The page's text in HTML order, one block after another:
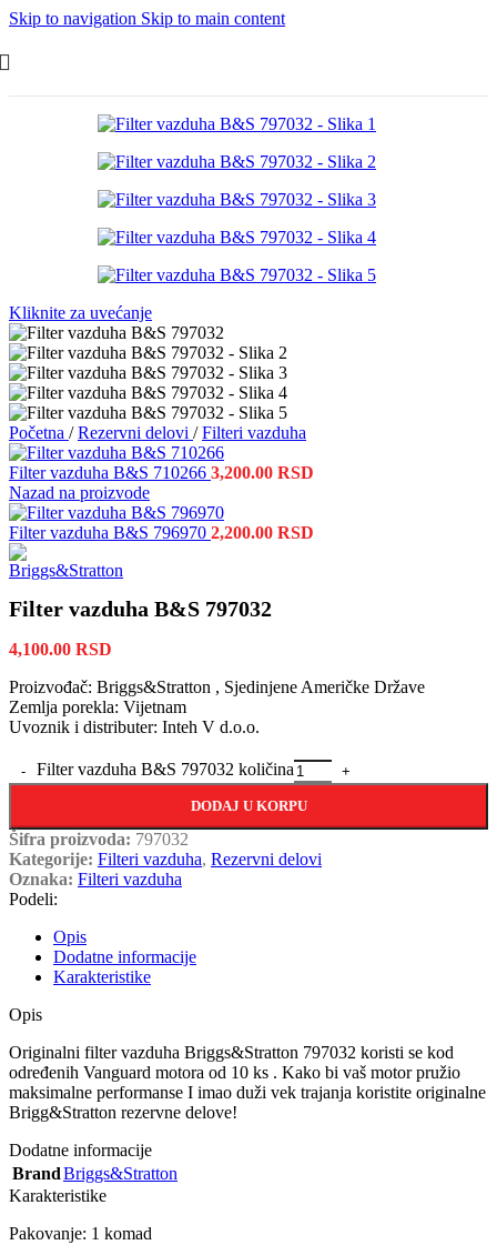
Skip to navigation Skip to main content
Kliknite za uvećanje
Početna / Rezervni delovi / Filteri vazduha
Filter vazduha B&S 710266 3,200.00 RSD
Nazad na proizvode
Filter vazduha B&S 796970 2,200.00 RSD
Filter vazduha B&S 797032
4,100.00 RSD
Proizvođač: Briggs&Stratton , Sjedinjene Američke Države
Zemlja porekla: Vijetnam
Uvoznik i distributer: Inteh V d.o.o.
Filter vazduha B&S 797032 količina
DODAJ U KORPU
Šifra proizvoda: 797032
Kategorije: Filteri vazduha, Rezervni delovi
Oznaka: Filteri vazduha
Podeli:
Opis
Dodatne informacije
Karakteristike
Opis
Originalni filter vazduha Briggs&Stratton 797032 koristi se kod
određenih Vanguard motora od 10 ks . Kako bi vaš motor pružio
maksimalne performanse I imao duži vek trajanja koristite originalne
Brigg&Stratton rezervne delove!
Dodatne informacije
BrandBriggs&Stratton
Karakteristike
Pakovanje: 1 komad